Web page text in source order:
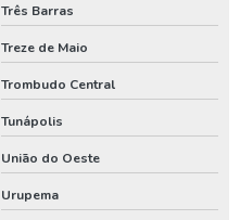
Três Barras
Treze de Maio
Trombudo Central
Tunápolis
União do Oeste
Urupema